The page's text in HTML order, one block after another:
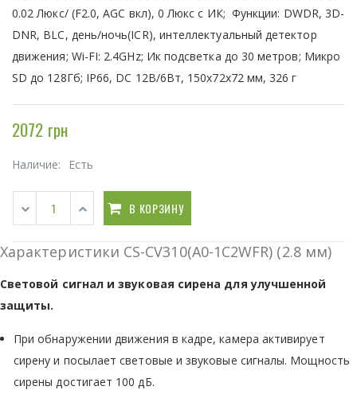
0.02 Люкс/ (F2.0, AGC вкл), 0 Люкс с ИК; Функции: DWDR, 3D-
DNR, BLC, день/ночь(ICR), интеллектуальный детектор
движения; Wi-FI: 2.4GHz; Ик подсветка до 30 метров; Микро
SD до 128Гб; IP66, DC 12В/6Вт, 150x72х72 мм, 326 г
2072 грн
Наличие: Есть
В КОРЗИНУ
Характеристики CS-CV310(A0-1C2WFR) (2.8 мм)
Световой сигнал и звуковая сирена для улучшенной
защиты.
При обнаружении движения в кадре, камера активирует
сирену и посылает световые и звуковые сигналы. Мощность
сирены достигает 100 дБ.